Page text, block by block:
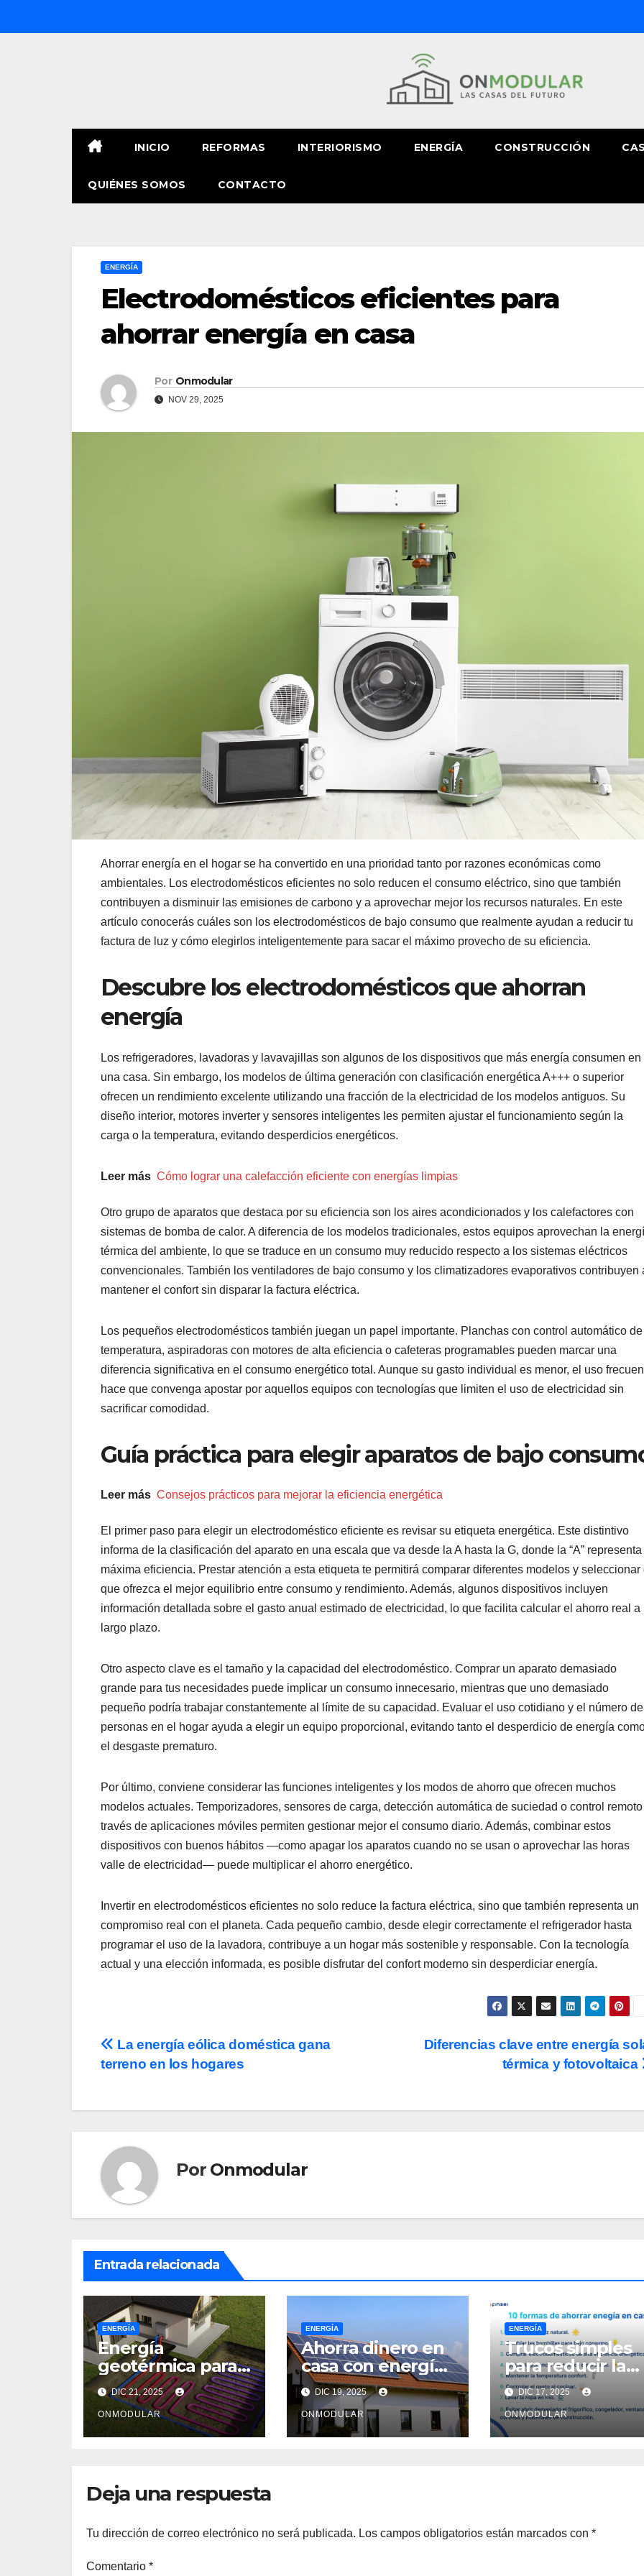
al
INICIO REFORMAS INTERIORISMO ENERGÍA CONSTRUCCIÓN
QUIÉNES SOMOS CONTACTO
ENERGÍA
Electrodomésticos eficientes para
ahorrar energía en casa
Por Onmodular
NOV 29, 2025
Ahorrar energía en el hogar se ha convertido en una prioridad tanto por razones económicas como
ambientales. Los electrodomésticos eficientes no solo reducen el consumo eléctrico, sino que también
contribuyen a disminuir las emisiones de carbono y a aprovechar mejor los recursos naturales. En este
artículo conocerás cuáles son los electrodomésticos de bajo consumo que realmente ayudan a reducir tu
factura de luz y cómo elegirlos inteligentemente para sacar el máximo provecho de su eficiencia.
Descubre los electrodomésticos que ahorran
energía
Los refrigeradores, lavadoras y lavavajillas son algunos de los dispositivos que más energía consumen en
una casa. Sin embargo, los modelos de última generación con clasificación energética A+++ o superior
ofrecen un rendimiento excelente utilizando una fracción de la electricidad de los modelos antiguos. Su
diseño interior, motores inverter y sensores inteligentes les permiten ajustar el funcionamiento según la
carga o la temperatura, evitando desperdicios energéticos.
Leer más Cómo lograr una calefacción eficiente con energías limpias
Otro grupo de aparatos que destaca por su eficiencia son los aires acondicionados y los calefactores con
sistemas de bomba de calor. A diferencia de los modelos tradicionales, estos equipos aprovechan la
térmica del ambiente, lo que se traduce en un consumo muy reducido respecto a los sistemas eléctricos
convencionales. También los ventiladores de bajo consumo y los climatizadores evaporativos contribuyen
mantener el confort sin disparar la factura eléctrica.
Los pequeños electrodomésticos también juegan un papel importante. Planchas con control automático de
temperatura, aspiradoras con motores de alta eficiencia o cafeteras programables pueden marcar una
diferencia significativa en el consumo energético total. Aunque su gasto individual es menor, el uso
hace que convenga apostar por aquellos equipos con tecnologías que limiten el uso de electricidad sin
sacrificar comodidad.
Guía práctica para elegir aparatos de bajo
Leer más Consejos prácticos para mejorar la eficiencia energética
El primer paso para elegir un electrodoméstico eficiente es revisar su etiqueta energética. Este distintivo
informa de la clasificación del aparato en una escala que va desde la A hasta la G, donde la “A”
máxima eficiencia. Prestar atención a esta etiqueta te permitirá comparar diferentes modelos y seleccionar
que ofrezca el mejor equilibrio entre consumo y rendimiento. Además, algunos dispositivos incluyen
información detallada sobre el gasto anual estimado de electricidad, lo que facilita calcular el ahorro real a
largo plazo.
Otro aspecto clave es el tamaño y la capacidad del electrodoméstico. Comprar un aparato demasiado
grande para tus necesidades puede implicar un consumo innecesario, mientras que uno demasiado
pequeño podría trabajar constantemente al límite de su capacidad. Evaluar el uso cotidiano y el número de
personas en el hogar ayuda a elegir un equipo proporcional, evitando tanto el desperdicio de energía
el desgaste prematuro.
Por último, conviene considerar las funciones inteligentes y los modos de ahorro que ofrecen muchos
modelos actuales. Temporizadores, sensores de carga, detección automática de suciedad o control
través de aplicaciones móviles permiten gestionar mejor el consumo diario. Además, combinar estos
dispositivos con buenos hábitos —como apagar los aparatos cuando no se usan o aprovechar las horas
valle de electricidad— puede multiplicar el ahorro energético.
Invertir en electrodomésticos eficientes no solo reduce la factura eléctrica, sino que también representa un
compromiso real con el planeta. Cada pequeño cambio, desde elegir correctamente el refrigerador hasta
programar el uso de la lavadora, contribuye a un hogar más sostenible y responsable. Con la tecnología
actual y una elección informada, es posible disfrutar del confort moderno sin desperdiciar energía.
Navegación
entradas
Diferencias clave entre energía
térmica y fotovoltaica
La energía eólica doméstica gana
terreno en los hogares
Por Onmodular
Entrada relacionada
ENERGÍA
Energía
geotérmica para
un hogar más
sostenible
DIC 21, 2025
ONMODULAR
ENERGÍA
Ahorra dinero en
casa con energía
solar sostenible
DIC 19, 2025
ONMODULAR
ENERGÍA
Trucos simples
para reducir la
factura de luz
casa
DIC 17, 2025
ONMODULAR
Deja una respuesta
Tu dirección de correo electrónico no será publicada. Los campos obligatorios están marcados con *
Comentario *